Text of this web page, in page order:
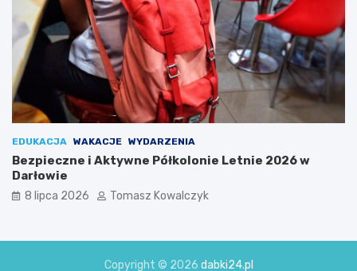
EDUKACJA WAKACJE WYDARZENIA
Bezpieczne i Aktywne Półkolonie Letnie 2026 w
Darłowie
8 lipca 2026 Tomasz Kowalczyk
Copyright © 2026 dabki24.pl